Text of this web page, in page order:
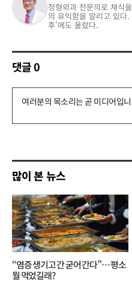
정형외과 전문의로 채식
의 유익함을 알리고 있다
후’에도 올랐다.
댓글0
댓
기
많이 본 뉴스
“염증 생기고 간 굳어 간다”… 평소
뭘 먹었길래?